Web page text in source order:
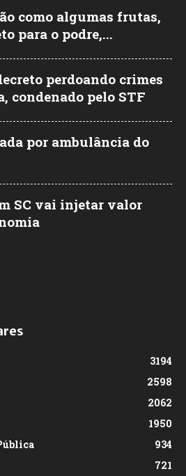
como algumas frutas,
para o podre,...
perdoando crimes
condenado pelo STF
por ambulância do
SC vai injetar valor
3194
2598
2062
1950
934
721